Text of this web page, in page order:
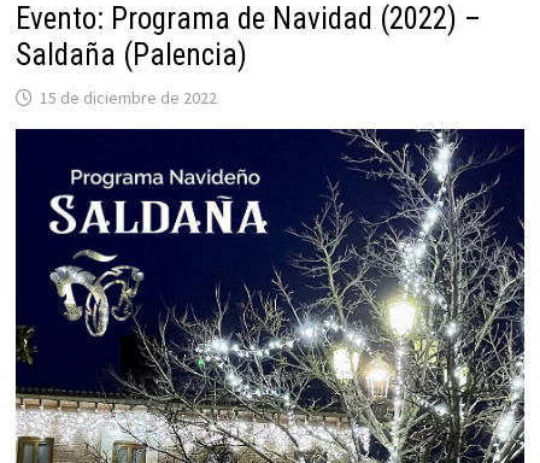
Evento: Programa de Navidad (2022) –
Saldaña (Palencia)
15 de diciembre de 2022